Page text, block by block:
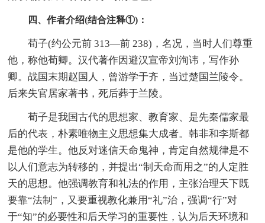
四、作者介绍(结合注释①)：
荀子(约公元前 313—前 238)，名况，当时人们尊重
他，称他荀卿。汉代著作因避汉宣帝刘洵讳，写作孙
卿。战国末期赵国人，曾游学于齐，当过楚国兰陵令。
后来失官居家著书，死后葬于兰陵。
荀子是我国古代的思想家、教育家、是先秦儒家最
后的代表，朴素唯物主义思想集大成者。韩非和李斯都
是他的学生。他反对迷信天命鬼神，肯定自然规律是不
以人们意志为转移的，并提出“制天命而用之”的人定胜
天的思想。他强调教育和礼法的作用，主张治理天下既
要靠“法制”，又要重视教化兼用“礼”治，强调“行”对
于“知”的必要性和后天学习的重要性，认为后天环境和